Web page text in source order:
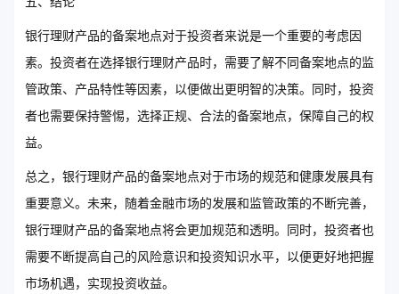
银行理财产品的备案地点对于投资者来说是一个重要的考虑因
素。投资者在选择银行理财产品时，需要了解不同备案地点的监
管政策、产品特性等因素，以便做出更明智的决策。同时，投资
者也需要保持警惕，选择正规、合法的备案地点，保障自己的权
益。
总之，银行理财产品的备案地点对于市场的规范和健康发展具有
重要意义。未来，随着金融市场的发展和监管政策的不断完善，
银行理财产品的备案地点将会更加规范和透明。同时，投资者也
需要不断提高自己的风险意识和投资知识水平，以便更好地把握
市场机遇，实现投资收益。